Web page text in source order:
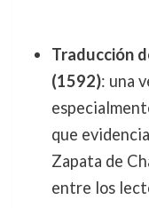
Traducción
(1592): una
que
Zapata de
entre los